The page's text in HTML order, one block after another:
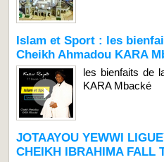
Islam et Sport : les
Cheikh Ahmadou KARA
les bienfaits de
KARA Mbacké
JOTAAYOU YEWWI
CHEIKH IBRAHIMA FALL